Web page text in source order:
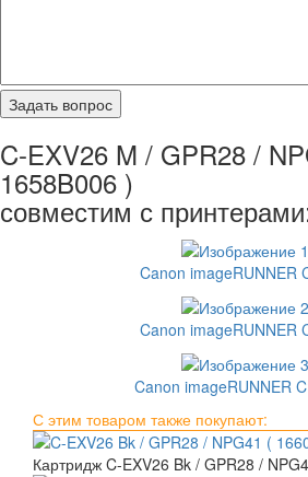
C-EXV26 M / GPR28 /
1658B006 )
совместим с
Canon imageRUNNER
Canon imageRUNNER
Canon imageRUNNER
С этим товаром также покупают:
Картридж C-EXV26 Bk / GPR28 /